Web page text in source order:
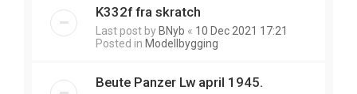
K332f fra skratch
Last post by BNyb « 10 Dec 2021 17:21
Posted in Modellbygging
Beute Panzer Lw april 1945.